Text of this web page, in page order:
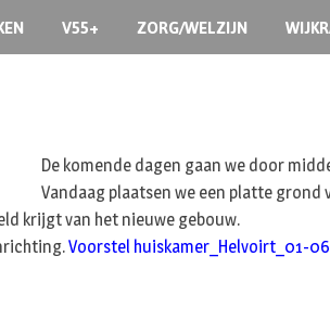
V55+ ZORG/WELZIJN
De komende dagen gaan we door
Vandaag plaatsen we een platte grond
krijgt van het nieuwe gebouw.
Voorstel huiskamer_Helvoirt_01-